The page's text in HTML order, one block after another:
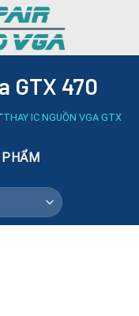
GTX 470
IC NGUỒN VGA GTX